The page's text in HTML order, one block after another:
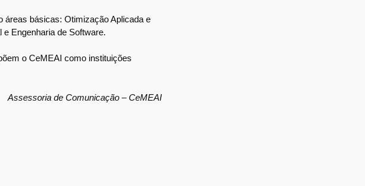
básicas: Otimização Aplicada e
Engenharia de Software.
o CeMEAI como instituições
Assessoria de Comunicação – CeMEAI